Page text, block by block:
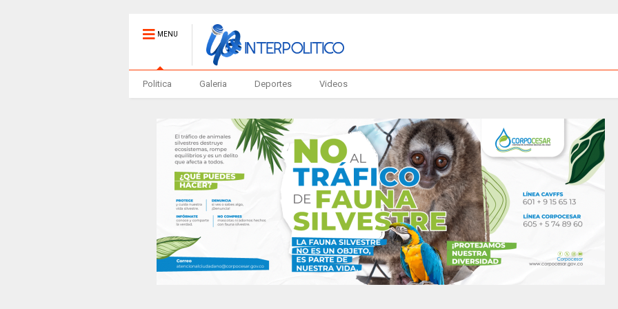
MENU
Politica Galeria Deportes Videos